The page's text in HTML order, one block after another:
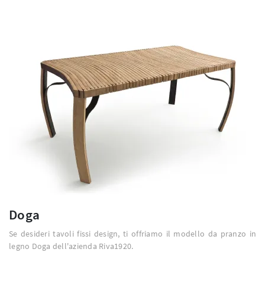
Doga
Se desideri tavoli fissi design, ti offriamo il modello da pranzo in
legno Doga dell'azienda Riva1920.